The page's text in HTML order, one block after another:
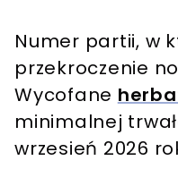
Numer partii, w
przekroczenie
Wycofane
minimalnej
wrzesień 2026